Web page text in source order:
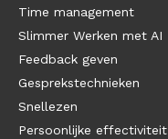
Time management
Slimmer Werken met AI
Feedback geven
Gesprekstechnieken
Snellezen
Persoonlijke effectiviteit